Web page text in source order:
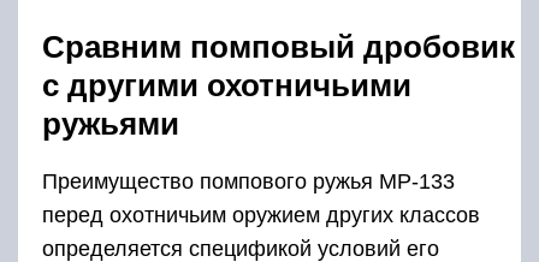
Сравним помповый дробовик
с другими охотничьими
ружьями
Преимущество помпового ружья МР-133
перед охотничьим оружием других классов
определяется спецификой условий его